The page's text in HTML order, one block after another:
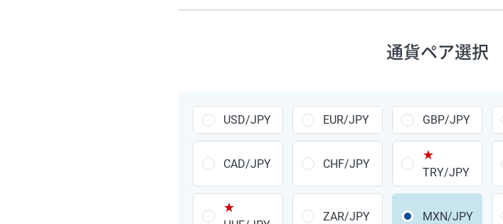
ポイント
GBP/JPY 170円
AUD/JPY 106円
NZD/JPY 28円
通貨ペア選択
USD/JPY EUR/JPY GBP/JPY
CAD/JPY CHF/JPY
★
TRY/JPY
★
ZAR/JPY MXN/JPY